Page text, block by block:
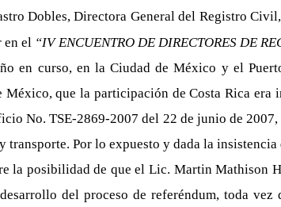
Dobles, Directora General del Registro
en el “IV ENCUENTRO DE DIRECTORES DE
en curso, en la Ciudad de México y el
que la participación de Costa Rica
No. TSE-2869-2007 del 22 de junio de
transporte. Por lo expuesto y dada la
la posibilidad de que el Lic. Martin Mathison
del proceso de referéndum, toda